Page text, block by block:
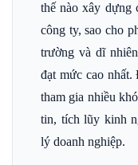
thế nào xây dựng
công ty, sao cho
trường và dĩ
đạt mức cao nhất.
tham gia nhiều
tin, tích lũy kinh
lý doanh nghiệp.